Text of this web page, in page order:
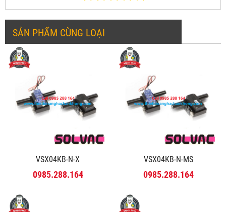
SẢN PHẨM CÙNG LOẠI
VSX04KB-N-X
0985.288.164
VSX04KB-N-MS
0985.288.164